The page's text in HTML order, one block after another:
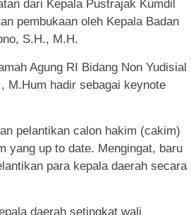
dari Kepala Pustrajak Kumdil
pembukaan oleh Kepala Badan
S.H., M.H.
Agung RI Bidang Non Yudisial
M.Hum hadir sebagai keynote
pelantikan calon hakim (cakim)
yang up to date. Mengingat, baru
para kepala daerah secara
daerah setingkat wali